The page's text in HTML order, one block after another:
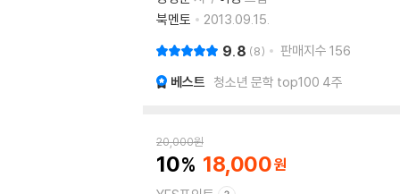
북멘토
2013.09.15.
9.8 8 판매지수 156
베스트 청소년 문학 top100 4주
20,000원
10 18,000